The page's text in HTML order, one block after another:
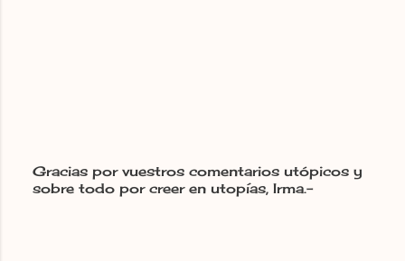
P
Gracias por vuestros comentarios utópicos y
sobre todo por creer en utopías, Irma.-